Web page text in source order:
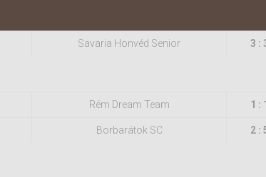
Savaria Honvéd Senior 3 :
Rém Dream Team 1 : 1
Borbarátok SC 2 :